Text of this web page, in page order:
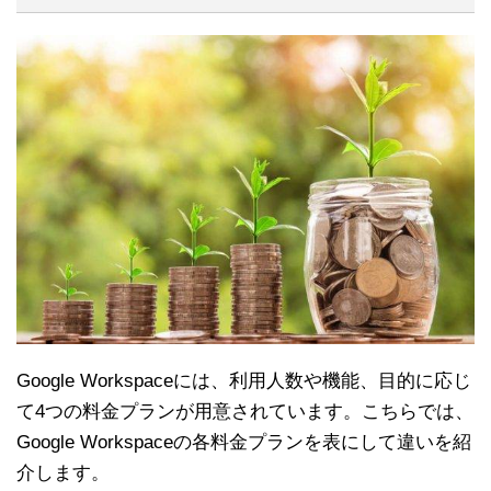
Google Workspaceには、利用人数や機能、目的に応じ
て4つの料金プランが用意されています。こちらでは、
Google Workspaceの各料金プランを表にして違いを紹
介します。